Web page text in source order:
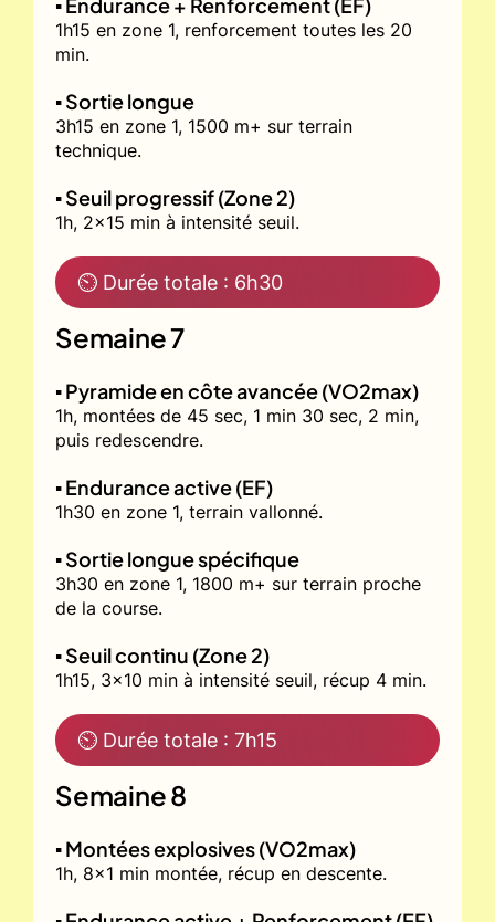
1h15 en zone 1, renforcement toutes les 20
min.
▪️ Sortie longue
3h15 en zone 1, 1500 m+ sur terrain
technique.
▪️ Seuil progressif (Zone 2)
1h, 2x15 min à intensité seuil.
⏲ Durée totale : 6h30
Semaine 7
▪️ Pyramide en côte avancée (VO2max)
1h, montées de 45 sec, 1 min 30 sec, 2 min,
puis redescendre.
▪️ Endurance active (EF)
1h30 en zone 1, terrain vallonné.
▪️ Sortie longue spécifique
3h30 en zone 1, 1800 m+ sur terrain proche
de la course.
▪️ Seuil continu (Zone 2)
1h15, 3x10 min à intensité seuil, récup 4 min.
⏲ Durée totale : 7h15
Semaine 8
▪️ Montées explosives (VO2max)
1h, 8x1 min montée, récup en descente.